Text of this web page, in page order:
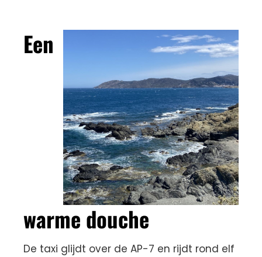
Een
warme douche
De taxi glijdt over de AP-7 en rijdt rond elf